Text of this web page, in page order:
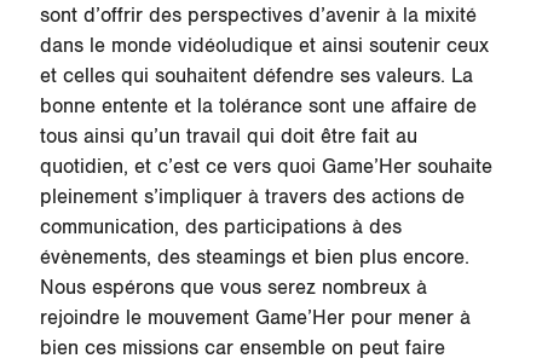
sont d’offrir des perspectives d’avenir à la mixité
dans le monde vidéoludique et ainsi soutenir ceux
et celles qui souhaitent défendre ses valeurs. La
bonne entente et la tolérance sont une affaire de
tous ainsi qu’un travail qui doit être fait au
quotidien, et c’est ce vers quoi Game’Her souhaite
pleinement s’impliquer à travers des actions de
communication, des participations à des
évènements, des steamings et bien plus encore.
Nous espérons que vous serez nombreux à
rejoindre le mouvement Game’Her pour mener à
bien ces missions car ensemble on peut faire